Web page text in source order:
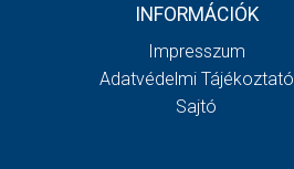
INFORMÁCIÓK
Impresszum
Adatvédelmi Tájékoztató
Sajtó